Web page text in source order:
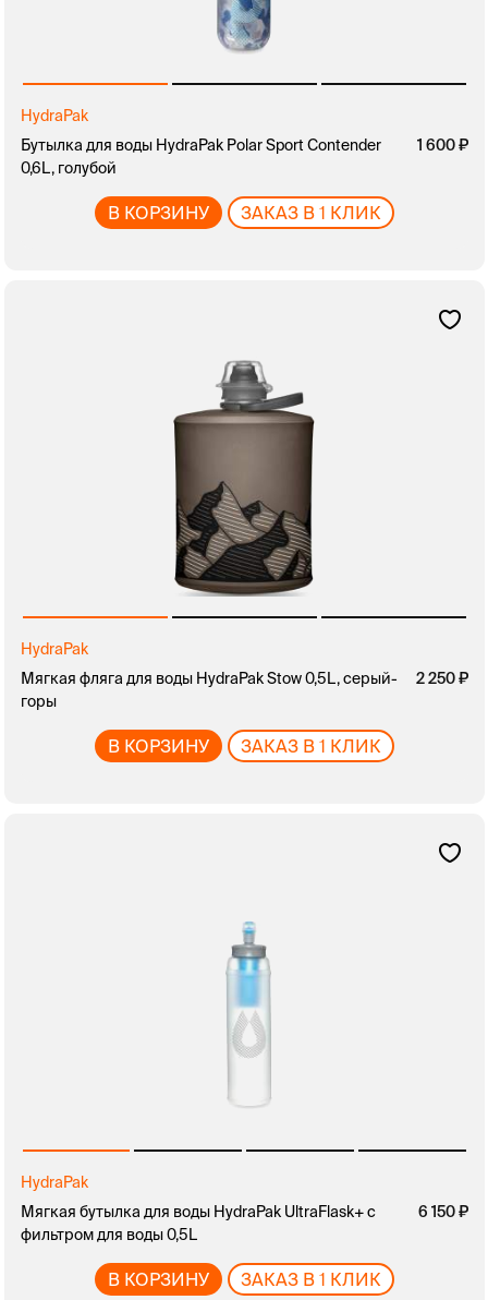
HydraPak
Бутылка для воды HydraPak Polar Sport Contender
0,6L, голубой
1 600
В КОРЗИНУ ЗАКАЗ В 1 КЛИК
HydraPak
Мягкая фляга для воды HydraPak Stow 0,5L, серый-
горы
2 250
В КОРЗИНУ ЗАКАЗ В 1 КЛИК
HydraPak
Мягкая бутылка для воды HydraPak UltraFlask+ с
фильтром для воды 0,5L
6 150
В КОРЗИНУ ЗАКАЗ В 1 КЛИК